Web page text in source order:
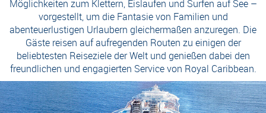
Möglichkeiten zum Klettern, Eislaufen und Surfen auf See –
vorgestellt, um die Fantasie von Familien und
abenteuerlustigen Urlaubern gleichermaßen anzuregen. Die
Gäste reisen auf aufregenden Routen zu einigen der
beliebtesten Reiseziele der Welt und genießen dabei den
freundlichen und engagierten Service von Royal Caribbean.